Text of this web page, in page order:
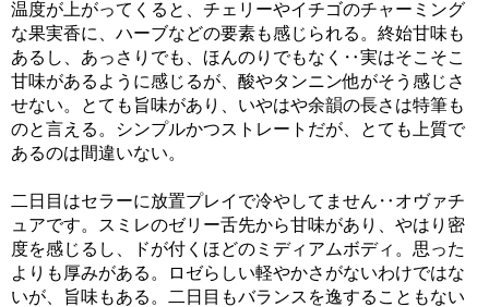
温度が上がってくると、チェリーやイチゴのチャーミング
な果実香に、ハーブなどの要素も感じられる。終始甘味も
あるし、あっさりでも、ほんのりでもなく‥実はそこそこ
甘味があるように感じるが、酸やタンニン他がそう感じさ
せない。とても旨味があり、いやはや余韻の長さは特筆も
のと言える。シンプルかつストレートだが、とても上質で
あるのは間違いない。
二日目はセラーに放置プレイで冷やしてません‥オヴァチ
ュアです。スミレのゼリー舌先から甘味があり、やはり密
度を感じるし、ドが付くほどのミディアムボディ。思った
よりも厚みがある。ロゼらしい軽やかさがないわけではな
いが、旨味もある。二日目もバランスを逸することもない